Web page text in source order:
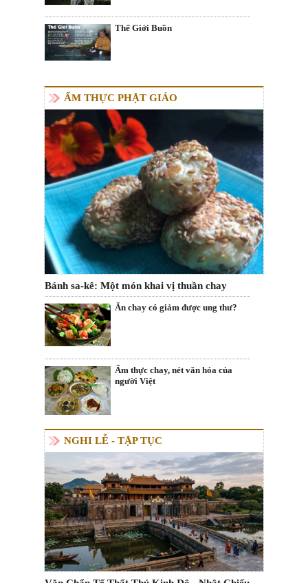
Thế Giới Buồn
ẨM THỰC PHẬT GIÁO
Bánh sa-kê: Một món khai vị thuần chay
Ăn chay có giảm được ung thư?
Ẩm thực chay, nét văn hóa của
người Việt
NGHI LỄ - TẬP TỤC